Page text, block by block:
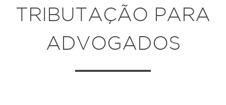
TRIBUTAÇÃO PARA
ADVOGADOS